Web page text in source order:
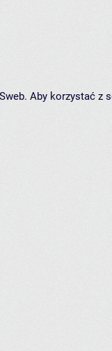
Aby korzystać z